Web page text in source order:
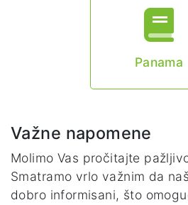
Panama
Važne napomene
Molimo Vas pročitajte
Smatramo vrlo važnim da
dobro informisani, što